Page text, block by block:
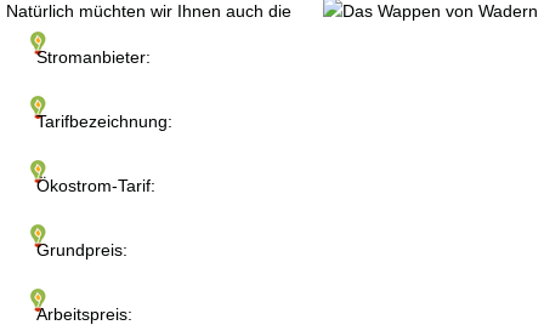
Stromanbieter:
Tarifbezeichnung:
Ökostrom-Tarif:
Grundpreis:
Arbeitspreis:
Natürlich müchten wir Ihnen auch die